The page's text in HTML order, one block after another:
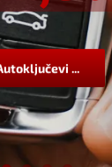
...